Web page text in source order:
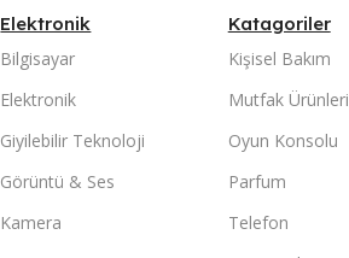
Elektronik
Bilgisayar
Elektronik
Giyilebilir Teknoloji
Görüntü & Ses
Kamera
Katagoriler
Kişisel Bakım
Mutfak Ürünleri
Oyun Konsolu
Parfum
Telefon